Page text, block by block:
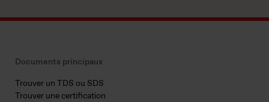
Documents principaux
Trouver un TDS ou SDS
Trouver une certification